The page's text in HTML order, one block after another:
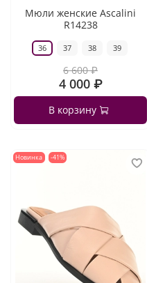
Мюли женские Ascalini
R14238
36 37 38 39
6 600 ₽
4 000 ₽
В корзину
Новинка -41%